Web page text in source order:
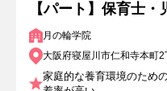
【パート】保育士・
月の輪学院
大阪府寝屋川市仁和寺本町
家庭的な養育環境のため